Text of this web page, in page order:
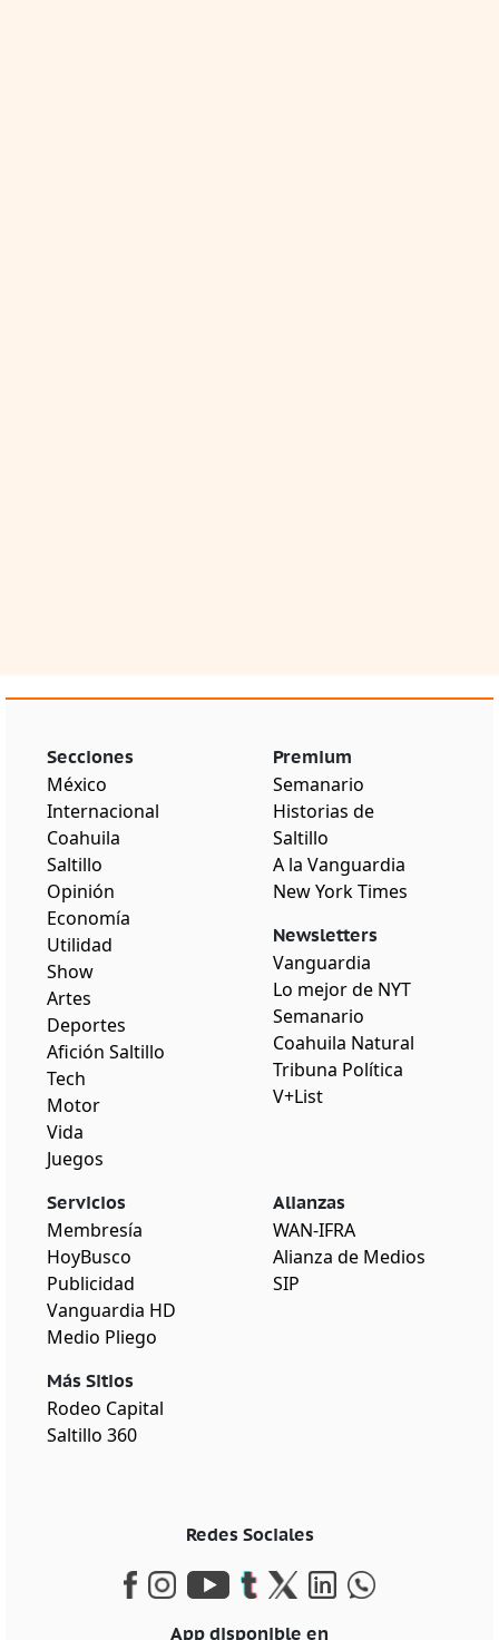
Secciones
México
Internacional
Coahuila
Saltillo
Opinión
Economía
Utilidad
Show
Artes
Deportes
Afición Saltillo
Tech
Motor
Vida
Juegos
Premium
Semanario
Historias de
Saltillo
A la Vanguardia
New York Times
Newsletters
Vanguardia
Lo mejor de NYT
Semanario
Coahuila Natural
Tribuna Política
V+List
Servicios
Membresía
HoyBusco
Publicidad
Vanguardia HD
Medio Pliego
Más Sitios
Rodeo Capital
Saltillo 360
Alianzas
WAN-IFRA
Alianza de Medios
SIP
Redes Sociales
App disponible en